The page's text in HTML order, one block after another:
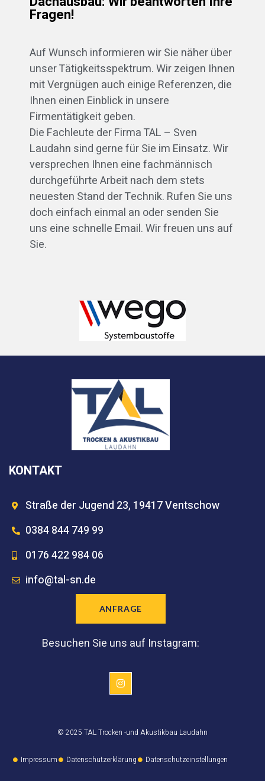
Fragen!
Auf Wunsch informieren wir Sie näher über
unser Tätigkeitsspektrum. Wir zeigen Ihnen
mit Vergnügen auch einige Referenzen, die
Ihnen einen Einblick in unsere
Firmentätigkeit geben.
Die Fachleute der Firma TAL – Sven
Laudahn sind gerne für Sie im Einsatz. Wir
versprechen Ihnen eine fachmännisch
durchgeführte Arbeit nach dem stets
neuesten Stand der Technik. Rufen Sie uns
doch einfach einmal an oder senden Sie
uns eine schnelle Email. Wir freuen uns auf
Sie.
KONTAKT
Straße der Jugend 23, 19417 Ventschow
0384 844 749 99
0176 422 984 06
info@tal-sn.de
ANFRAGE
Besuchen Sie uns auf Instagram:
© 2025 TAL Trocken -und Akustikbau Laudahn
Impressum Datenschutzerklärung Datenschutzeinstellungen